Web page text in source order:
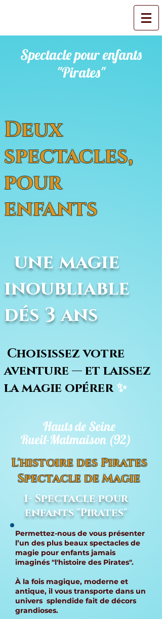
Spectacle pour enfants
"Pirates"
Deux
spectacles,
pour
enfants
une magie
inoubliable
dés 3 ans
Choisissez votre
aventure — et laissez
la magie opérer✨
Rueil-Malmaison (92)
Hauts de Seine
L'histoire des Pirates
Spectacle de Magie
1- Spectacle pour
enfants "Pirates"
Permettez-nous de vous présenter
l’un des plus beaux spectacles de
magie pour enfants jamais
imaginés "l'histoire des Pirates".
À la fois magique, moderne et
antique, il vous transporte dans un
univers splendide fait de décors
grandioses.